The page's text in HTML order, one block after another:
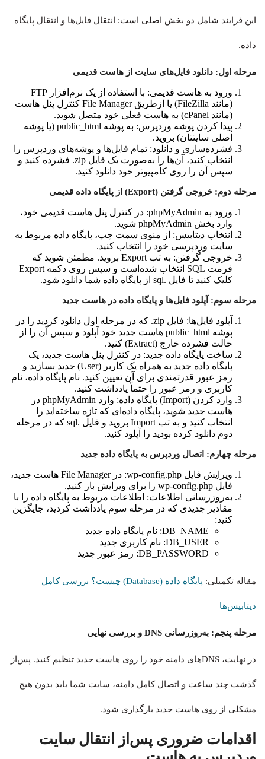
این فرایند شامل دو بخش اصلی است: انتقال فایل‌ها و انتقال پایگاه
داده.
مرحله اول: دانلود فایل‌های سایت از هاست قدیمی
ورود به هاست قدیمی: با استفاده از یک نرم‌افزار FTP
(مانند FileZilla) یا ازطریق File Manager کنترل پنل هاست
(مانند cPanel) به هاست فعلی خود متصل شوید.
پیدا کردن پوشه وردپرس: به پوشه public_html (یا پوشه
اصلی سایتتان) بروید.
فشرده‌سازی و دانلود: تمام فایل‌ها و پوشه‌های وردپرس را
انتخاب کنید، آن‌ها را به‌صورت یک فایل zip. فشرده کنید و
سپس آن را روی کامپیوتر خود دانلود کنید.
مرحله دوم: خروجی گرفتن (Export) از پایگاه داده قدیمی
ورود به phpMyAdmin: در کنترل پنل هاست قدیمی خود،
وارد بخش phpMyAdmin شوید.
انتخاب دیتابیس: از منوی سمت چپ، پایگاه داده مربوط به
سایت وردپرسی خود را انتخاب کنید.
خروجی گرفتن: به تب Export بروید. مطمئن شوید که
فرمت SQL انتخاب شده‌است و سپس روی دکمه Export
کلیک کنید تا فایل .sql از پایگاه داده شما دانلود شود.
مرحله سوم: آپلود فایل‌ها و پایگاه داده در هاست جدید
آپلود فایل‌ها: فایل zip. که در مرحله اول دانلود کردید را در
پوشه public_html هاست جدید خود آپلود و سپس آن را از
حالت فشرده خارج (Extract) کنید.
ساخت پایگاه داده جدید: در کنترل پنل هاست جدید، یک
پایگاه داده جدید به همراه یک کاربر (User) جدید بسازید و
رمز عبور قدرتمندی برای آن تعیین کنید. نام پایگاه داده، نام
کاربری و رمز عبور را حتماً یادداشت کنید.
وارد کردن (Import) پایگاه داده: وارد phpMyAdmin در
هاست جدید شوید، پایگاه داده‌ای که تازه ساخته‌اید را
انتخاب کنید و به تب Import بروید و فایل .sql که در مرحله
دوم دانلود کرده بودید را آپلود کنید.
مرحله چهارم: اتصال وردپرس به پایگاه داده جدید
ویرایش فایل wp-config.php: در File Manager هاست جدید،
فایل wp-config.php را برای ویرایش باز کنید.
به‌روزرسانی اطلاعات: اطلاعات مربوط به پایگاه داده را با
مقادیر جدیدی که در مرحله سوم یادداشت کردید، جایگزین
کنید:
DB_NAME: نام پایگاه داده جدید
DB_USER: نام کاربری جدید
DB_PASSWORD: رمز عبور جدید
مقاله تکمیلی: پایگاه داده (Database) چیست؟ بررسی کامل
دیتابیس‌ها
مرحله پنجم: به‌روزرسانی DNS و بررسی نهایی
در نهایت، DNSهای دامنه خود را روی هاست جدید تنظیم کنید. پس‌از
گذشت چند ساعت و اتصال کامل دامنه، سایت شما باید بدون هیچ
مشکلی از روی هاست جدید بارگذاری شود.
اقدامات ضروری پس‌از انتقال سایت